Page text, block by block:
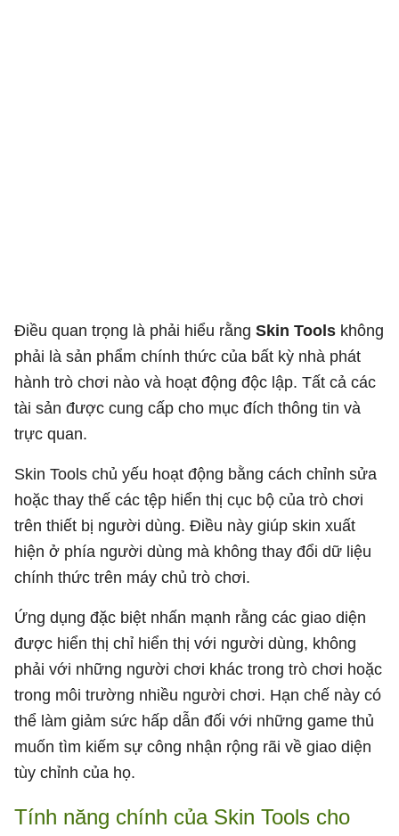
Điều quan trọng là phải hiểu rằng Skin Tools không
phải là sản phẩm chính thức của bất kỳ nhà phát
hành trò chơi nào và hoạt động độc lập. Tất cả các
tài sản được cung cấp cho mục đích thông tin và
trực quan.
Skin Tools chủ yếu hoạt động bằng cách chỉnh sửa
hoặc thay thế các tệp hiển thị cục bộ của trò chơi
trên thiết bị người dùng. Điều này giúp skin xuất
hiện ở phía người dùng mà không thay đổi dữ liệu
chính thức trên máy chủ trò chơi.
Ứng dụng đặc biệt nhấn mạnh rằng các giao diện
được hiển thị chỉ hiển thị với người dùng, không
phải với những người chơi khác trong trò chơi hoặc
trong môi trường nhiều người chơi. Hạn chế này có
thể làm giảm sức hấp dẫn đối với những game thủ
muốn tìm kiếm sự công nhận rộng rãi về giao diện
tùy chỉnh của họ.
Tính năng chính của Skin Tools cho